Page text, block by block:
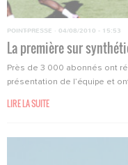
POINT-PRESSE · 04/08/2010 - 15:53
La première sur
Près de 3 000 abonnés ont
présentation de l’équipe et
LIRE LA SUITE